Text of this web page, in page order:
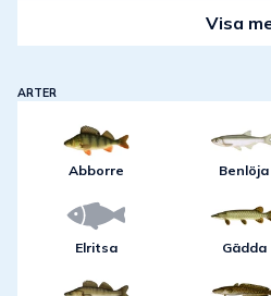
Visa
ARTER
Abborre Benlöja
Elritsa Gädda